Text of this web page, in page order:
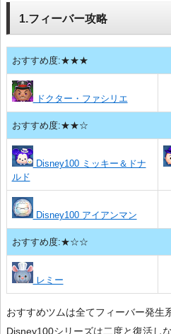
1.フィーバー攻略
おすすめ度:★★★
ドクター・ファシリエ
おすすめ度:★★☆
Disney100 ミッキー＆ドナ
ルド
Disney100 アイアンマン
おすすめ度:★☆☆
レミー
おすすめツムは全てフィーバー発生
Disney100シリーズは二度と復活し